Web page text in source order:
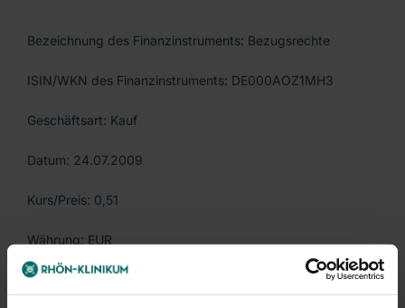
Bezeichnung des Finanzinstruments: Bezugsrechte
ISIN/WKN des Finanzinstruments: DE000AOZ1MH3
Geschäftsart: Kauf
Datum: 24.07.2009
Kurs/Preis: 0,51
Währung: EUR
Stückzahl: 4000